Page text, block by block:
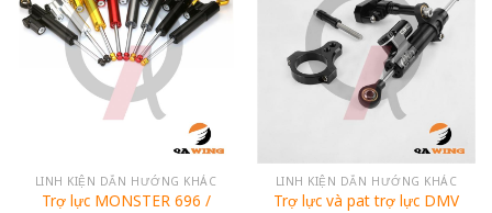
LINH KIỆN DẪN HƯỚNG KHÁC
Trợ lực MONSTER 696 /
LINH KIỆN DẪN HƯỚNG KHÁC
Trợ lực và pat trợ lực DMV